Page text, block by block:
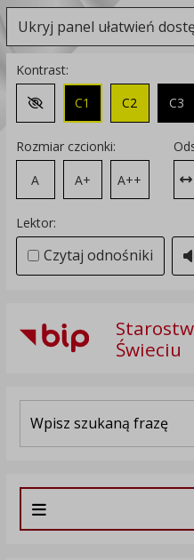
Ukryj panel ułatwień
Kontrast:
Zmień kontrast na domyślny
C1 C2 C3
Rozmiar czcionki:
A
A+ A++
Lektor:
Czytaj odnośniki
Świeciu